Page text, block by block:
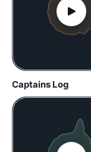
Captains Log